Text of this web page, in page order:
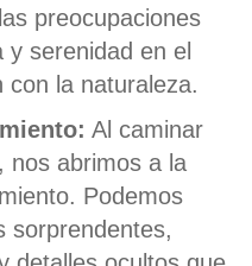
preocupaciones
serenidad en el
con la naturaleza.
Al caminar
nos abrimos a la
Podemos
sorprendentes,